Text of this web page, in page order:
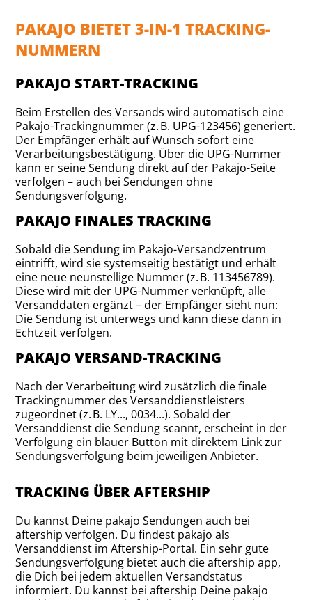
PAKAJO BIETET 3-IN-1 TRACKING-
NUMMERN
PAKAJO START-TRACKING
Beim Erstellen des Versands wird automatisch eine
Pakajo-Trackingnummer (z. B. UPG-123456) generiert.
Der Empfänger erhält auf Wunsch sofort eine
Verarbeitungsbestätigung. Über die UPG-Nummer
kann er seine Sendung direkt auf der Pakajo-Seite
verfolgen – auch bei Sendungen ohne
Sendungsverfolgung.
PAKAJO FINALES TRACKING
Sobald die Sendung im Pakajo-Versandzentrum
eintrifft, wird sie systemseitig bestätigt und erhält
eine neue neunstellige Nummer (z. B. 113456789).
Diese wird mit der UPG-Nummer verknüpft, alle
Versanddaten ergänzt – der Empfänger sieht nun:
Die Sendung ist unterwegs und kann diese dann in
Echtzeit verfolgen.
PAKAJO VERSAND-TRACKING
Nach der Verarbeitung wird zusätzlich die finale
Trackingnummer des Versanddienstleisters
zugeordnet (z. B. LY..., 0034...). Sobald der
Versanddienst die Sendung scannt, erscheint in der
Verfolgung ein blauer Button mit direktem Link zur
Sendungsverfolgung beim jeweiligen Anbieter.
TRACKING ÜBER AFTERSHIP
Du kannst Deine pakajo Sendungen auch bei
aftership verfolgen. Du findest pakajo als
Versanddienst im Aftership-Portal. Ein sehr gute
Sendungsverfolgung bietet auch die aftership app,
die Dich bei jedem aktuellen Versandstatus
informiert. Du kannst bei aftership Deine pakajo